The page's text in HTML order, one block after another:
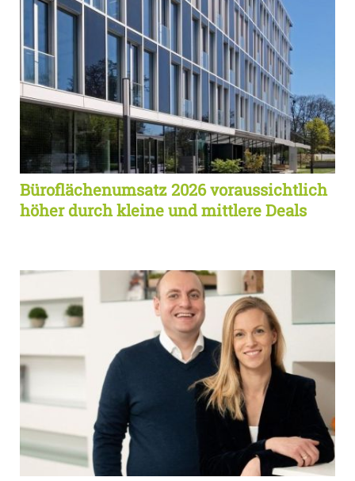
Büroflächenumsatz 2026 voraussichtlich
höher durch kleine und mittlere Deals